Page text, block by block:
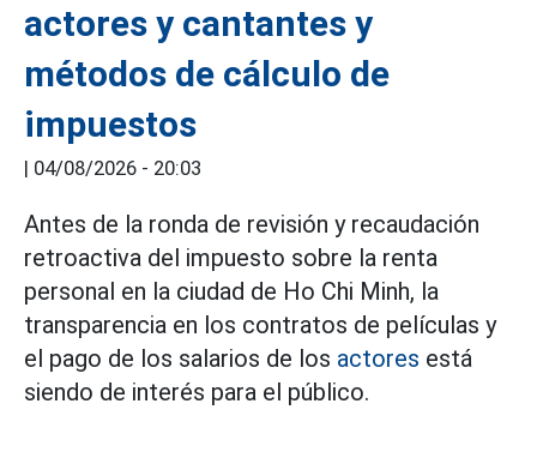
actores y cantantes y
métodos de cálculo de
impuestos
| 04/08/2026 - 20:03
Antes de la ronda de revisión y recaudación
retroactiva del impuesto sobre la renta
personal en la ciudad de Ho Chi Minh, la
transparencia en los contratos de películas y
el pago de los salarios de los actores está
siendo de interés para el público.